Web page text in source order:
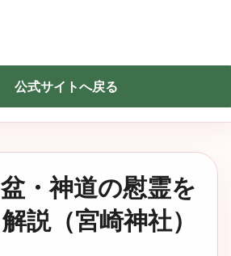
公式サイトへ戻る
・神道の慰霊を
説（宮崎神社）